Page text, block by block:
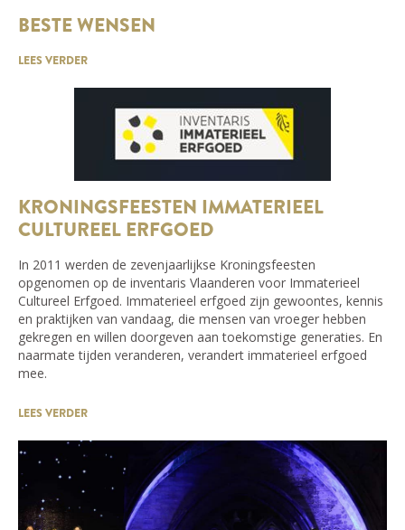
BESTE WENSEN
LEES VERDER
KRONINGSFEESTEN IMMATERIEEL
CULTUREEL ERFGOED
In 2011 werden de zevenjaarlijkse Kroningsfeesten
opgenomen op de inventaris Vlaanderen voor Immaterieel
Cultureel Erfgoed. Immaterieel erfgoed zijn gewoontes, kennis
en praktijken van vandaag, die mensen van vroeger hebben
gekregen en willen doorgeven aan toekomstige generaties. En
naarmate tijden veranderen, verandert immaterieel erfgoed
mee.
LEES VERDER